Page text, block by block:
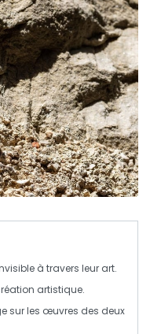
à travers leur art.
artistique.
sur les œuvres des deux